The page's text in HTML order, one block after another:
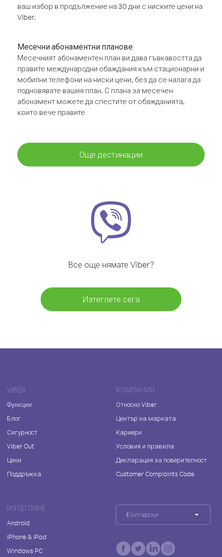
ваш избор в продължение на 30 дни с ниските цени на
Viber.
Месечни абонаментни планове
Месечният абонаментен план ви дава гъвкавостта да
правите международни обаждания към стационарни и
мобилни телефони на ниски цени, без да се налага да
подновявате вашия план. С плана за месечен
абонамент можете да спестите от обажданията,
които вече правите
Още дестинации
Все още нямате Viber?
Изтеглете сега
VIBER
Функции
Блог
Сигурност
Viber Out
Цени
Поддръжка
КОМПАНИЯ
Относно Viber
Център на марката
Кариери
Условия и правила
Декларация за поверителност
Customer Complaints Code
ИЗТЕГЛЯНЕ
Android
iPhone & iPad
Windows PC
Български